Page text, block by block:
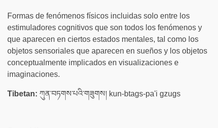
Formas de fenómenos físicos incluidas solo entre los
estimuladores cognitivos que son todos los fenómenos y
que aparecen en ciertos estados mentales, tal como los
objetos sensoriales que aparecen en sueños y los objetos
conceptualmente implicados en visualizaciones e
imaginaciones.
Tibetan: ཀུན་བཏགས་པའི་གཟུགས། kun-btags-pa'i gzugs